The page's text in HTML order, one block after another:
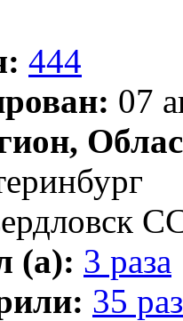
444
07
(а): 3 раза
35 раз